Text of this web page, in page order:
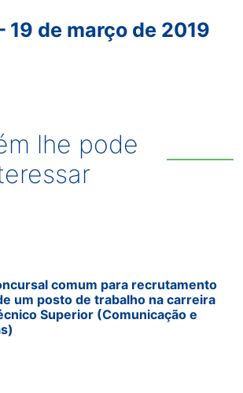
19 de março de 2019
lhe pode
comum para recrutamento
um posto de trabalho na carreira
Superior (Comunicação e